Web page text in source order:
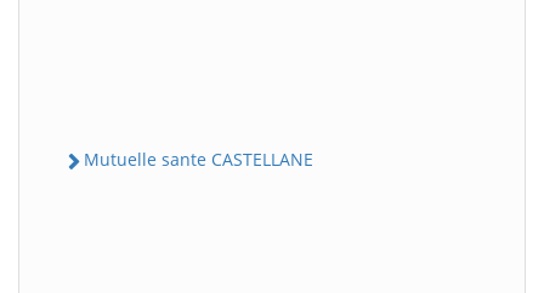
Mutuelle sante CASTELLANE